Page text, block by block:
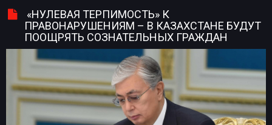
«НУЛЕВАЯ ТЕРПИМОСТЬ» К
ПРАВОНАРУШЕНИЯМ – В КАЗАХСТАНЕ БУДУТ
ПООЩРЯТЬ СОЗНАТЕЛЬНЫХ ГРАЖДАН